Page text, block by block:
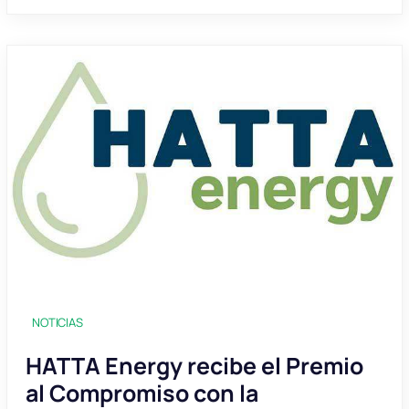
NOTICIAS
HATTA Energy recibe el Premio
al Compromiso con la